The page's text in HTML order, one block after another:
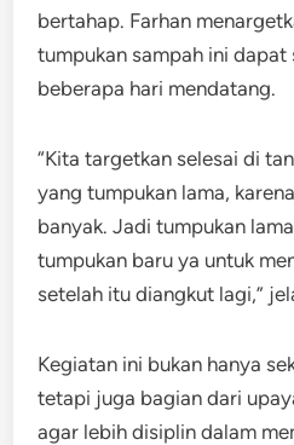
bertahap. Farhan
tumpukan sampah ini dapat
beberapa hari mendatang.
“Kita targetkan selesai di
yang tumpukan lama,
banyak. Jadi tumpukan
tumpukan baru ya untuk
setelah itu diangkut lagi,”
Kegiatan ini bukan hanya
tetapi juga bagian dari
agar lebih disiplin dalam